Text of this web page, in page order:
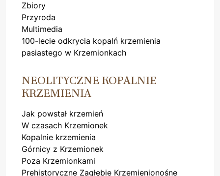
Zbiory
Przyroda
Multimedia
100-lecie odkrycia kopalń krzemienia
pasiastego w Krzemionkach
NEOLITYCZNE KOPALNIE
KRZEMIENIA
Jak powstał krzemień
W czasach Krzemionek
Kopalnie krzemienia
Górnicy z Krzemionek
Poza Krzemionkami
Prehistoryczne Zagłębie Krzemienionośne